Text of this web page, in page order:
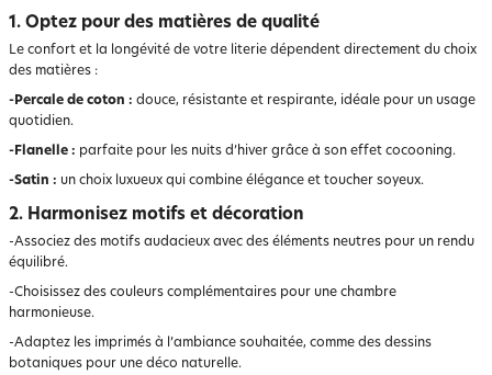
1. Optez pour des matières de qualité
Le confort et la longévité de votre literie dépendent directement du choix
des matières :
-Percale de coton : douce, résistante et respirante, idéale pour un usage
quotidien.
-Flanelle : parfaite pour les nuits d’hiver grâce à son effet cocooning.
-Satin : un choix luxueux qui combine élégance et toucher soyeux.
2. Harmonisez motifs et décoration
-Associez des motifs audacieux avec des éléments neutres pour un rendu
équilibré.
-Choisissez des couleurs complémentaires pour une chambre
harmonieuse.
-Adaptez les imprimés à l’ambiance souhaitée, comme des dessins
botaniques pour une déco naturelle.